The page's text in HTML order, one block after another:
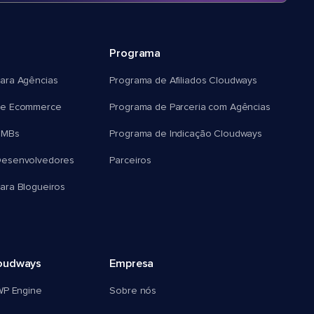
Agências
Ecommerce
Blogueiros
Programa
Programa de Afiliados Cloudways
Programa de Parceria com Agências
Programa de Indicação Cloudways
Parceiros
Engine
Empresa
Sobre nós